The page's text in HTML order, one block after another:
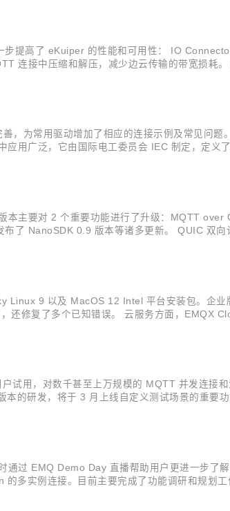
提高了 eKuiper 的性能和可用性： IO
连接中压缩和解压，减少边云传输的带宽损耗
为常用驱动增加了相应的连接示例及常见问
用广泛，它由国际电工委员会 IEC 制定，定义
主要对 2 个重要功能进行了升级：MQTT
了 NanoSDK 0.9 版本等诸多更新。 QUIC 双
9 以及 MacOS 12 Intel 平台安装包。企
修复了多个已知错误。 云服务方面，EMQX
用，对数千甚至上万规模的 MQTT 并发连接
的研发，将于 3 月上线自定义测试场景的重要
过 EMQ Demo Day 直播帮助用户更进一步了
多实例连接。目前主要完成了功能调研和规划